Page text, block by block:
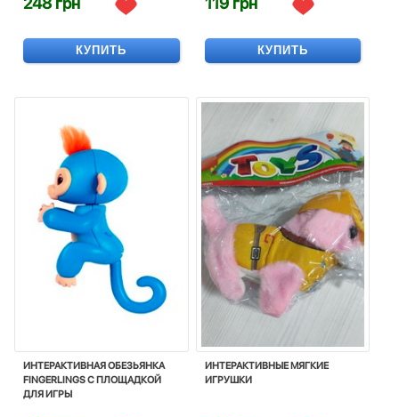
КУПИТЬ КУПИТЬ
ИНТЕРАКТИВНАЯ ОБЕЗЬЯНКА
FINGERLINGS С ПЛОЩАДКОЙ
ДЛЯ ИГРЫ
ИНТЕРАКТИВНЫЕ МЯГКИЕ
ИГРУШКИ